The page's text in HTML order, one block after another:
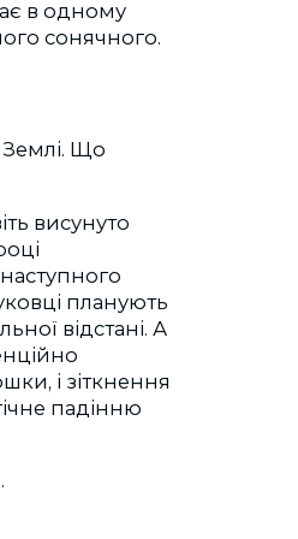
в одному
сонячного.
Землi. Що
висунуто
планують
вiдстанi. А
i зiткнення
падiнню